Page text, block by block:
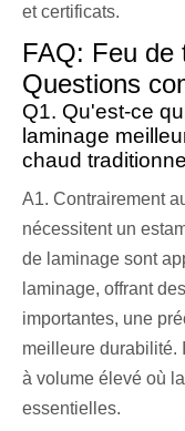
et certificats.
FAQ: Feu de
Questions
Q1. Qu'est-ce
laminage
chaud
A1. Contrairement
nécessitent un
de laminage sont
laminage, offrant
importantes, une
meilleure durabilité.
à volume élevé où
essentielles.